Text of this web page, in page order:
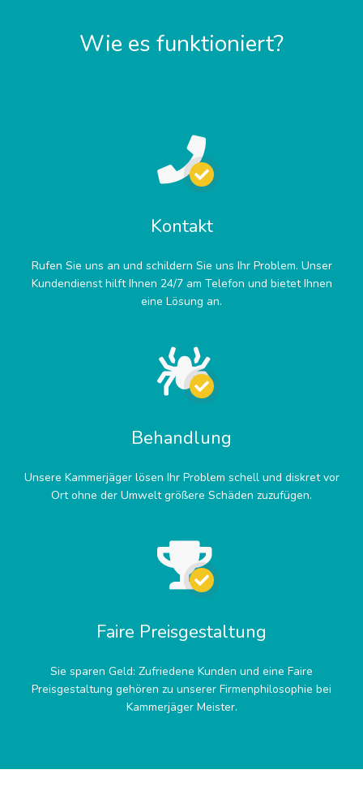
Wie es funktioniert?
Kontakt
Rufen Sie uns an und schildern Sie uns Ihr Problem. Unser
Kundendienst hilft Ihnen 24/7 am Telefon und bietet Ihnen
eine Lösung an.
Behandlung
Unsere Kammerjäger lösen Ihr Problem schell und diskret vor
Ort ohne der Umwelt größere Schäden zuzufügen.
Faire Preisgestaltung
Sie sparen Geld: Zufriedene Kunden und eine Faire
Preisgestaltung gehören zu unserer Firmenphilosophie bei
Kammerjäger Meister.